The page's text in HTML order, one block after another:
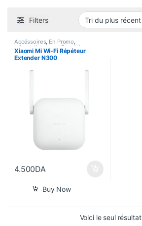
Filters
Accéssoires, En Promo,
Informatique,Les Populaires
Nouvel Arrivage
Xiaomi Mi Wi-Fi Répéteur
Extender N300
4.500DA
Buy Now
Voici le seul résultat